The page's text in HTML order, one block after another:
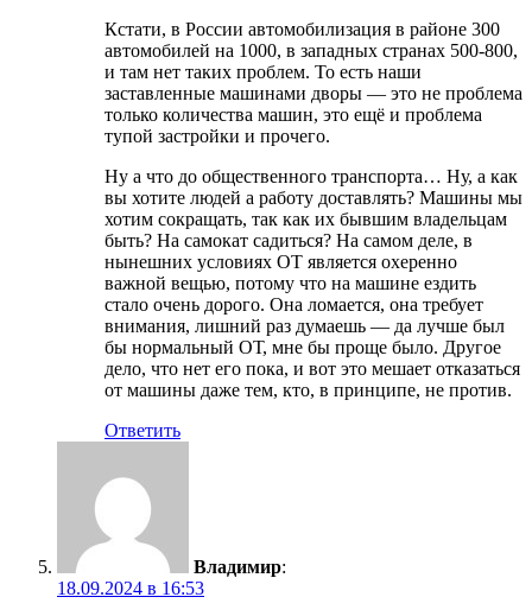
Кстати, в России автомобилизация в районе 300
автомобилей на 1000, в западных странах 500-800,
и там нет таких проблем. То есть наши
заставленные машинами дворы — это не проблема
только количества машин, это ещё и проблема
тупой застройки и прочего.
Ну а что до общественного транспорта… Ну, а как
вы хотите людей а работу доставлять? Машины мы
хотим сокращать, так как их бывшим владельцам
быть? На самокат садиться? На самом деле, в
нынешних условиях ОТ является охеренно
важной вещью, потому что на машине ездить
стало очень дорого. Она ломается, она требует
внимания, лишний раз думаешь — да лучше был
бы нормальный ОТ, мне бы проще было. Другое
дело, что нет его пока, и вот это мешает отказаться
от машины даже тем, кто, в принципе, не против.
Ответить
Владимир:
18.09.2024 в 16:53